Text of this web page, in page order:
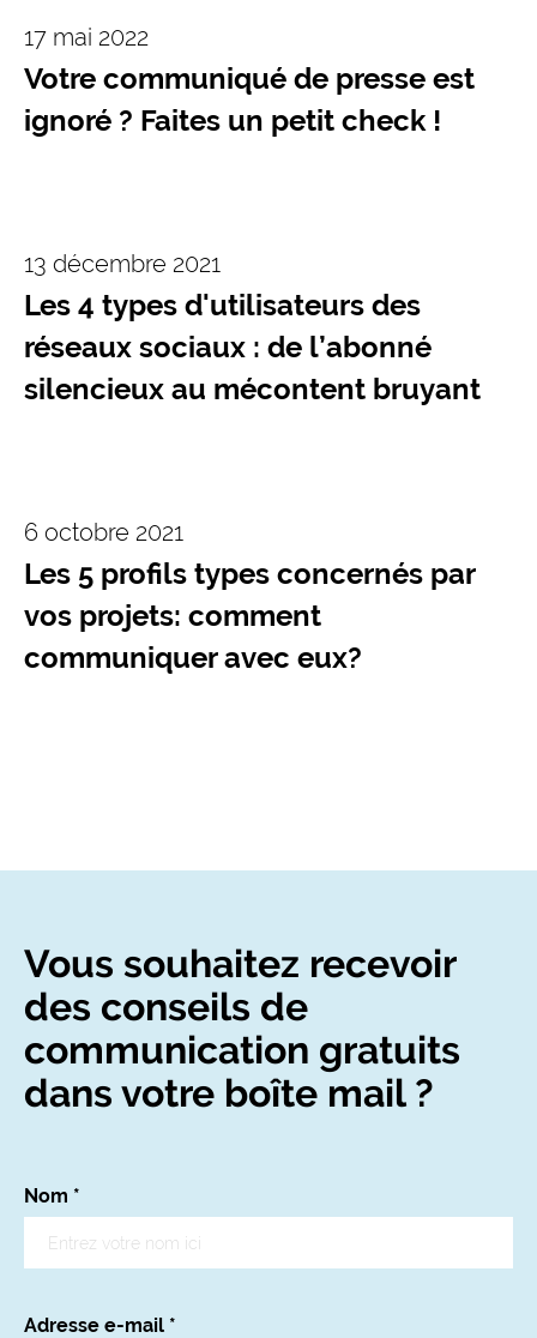
17 mai 2022
Votre communiqué de presse est
ignoré ? Faites un petit check !
13 décembre 2021
Les 4 types d'utilisateurs des
réseaux sociaux : de l’abonné
silencieux au mécontent bruyant
6 octobre 2021
Les 5 profils types concernés par
vos projets: comment
communiquer avec eux?
Vous souhaitez recevoir
des conseils de
communication gratuits
dans votre boîte mail ?
Nom *
Adresse e-mail *